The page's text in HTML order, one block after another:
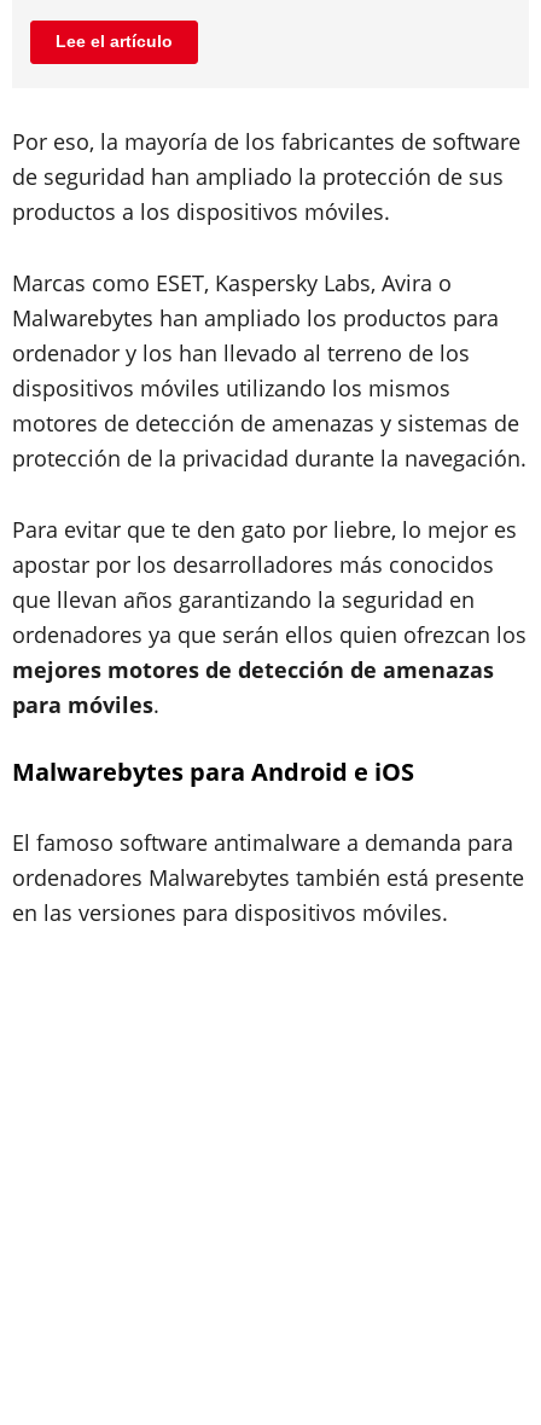
Lee el artículo
Por eso, la mayoría de los fabricantes de software
de seguridad han ampliado la protección de sus
productos a los dispositivos móviles.
Marcas como ESET, Kaspersky Labs, Avira o
Malwarebytes han ampliado los productos para
ordenador y los han llevado al terreno de los
dispositivos móviles utilizando los mismos
motores de detección de amenazas y sistemas de
protección de la privacidad durante la navegación.
Para evitar que te den gato por liebre, lo mejor es
apostar por los desarrolladores más conocidos
que llevan años garantizando la seguridad en
ordenadores ya que serán ellos quien ofrezcan los
mejores motores de detección de amenazas
para móviles.
Malwarebytes para Android e iOS
El famoso software antimalware a demanda para
ordenadores Malwarebytes también está presente
en las versiones para dispositivos móviles.